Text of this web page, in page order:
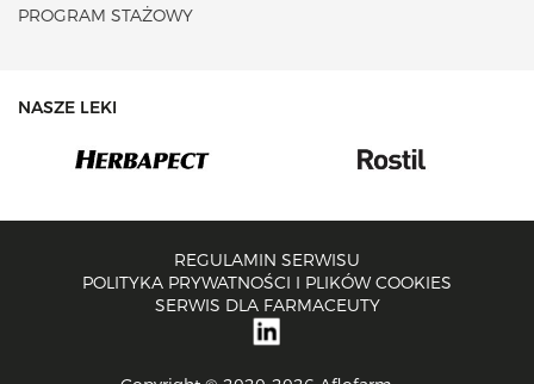
PROGRAM STAŻOWY
NASZE LEKI
REGULAMIN SERWISU
POLITYKA PRYWATNOŚCI I PLIKÓW COOKIES
SERWIS DLA FARMACEUTY